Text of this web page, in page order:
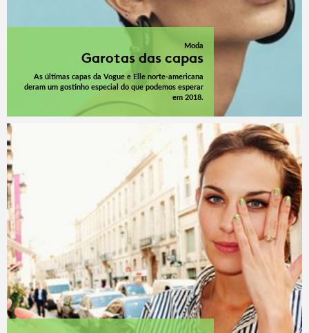
Moda
Garotas das capas
As últimas capas da Vogue e Elle norte-americana
deram um gostinho especial do que podemos esperar
em 2018.